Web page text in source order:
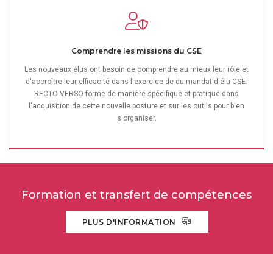
Comprendre les missions du CSE
Les nouveaux élus ont besoin de comprendre au mieux leur rôle et
d'accroître leur efficacité dans l'exercice de du mandat d'élu CSE.
RECTO VERSO forme de manière spécifique et pratique dans
l'acquisition de cette nouvelle posture et sur les outils pour bien
s'organiser.
Formation et transfert de compétences
PLUS D'INFORMATION